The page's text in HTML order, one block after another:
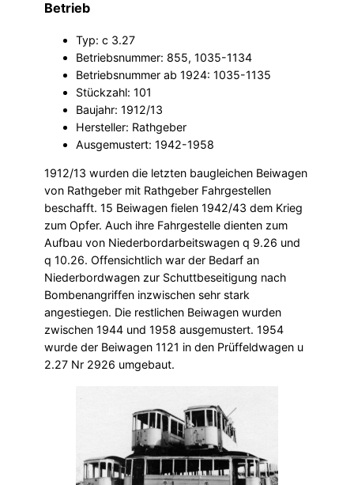
Betrieb
Typ: c 3.27
Betriebsnummer: 855, 1035-1134
Betriebsnummer ab 1924: 1035-1135
Stückzahl: 101
Baujahr: 1912/13
Hersteller: Rathgeber
Ausgemustert: 1942-1958
1912/13 wurden die letzten baugleichen Beiwagen
von Rathgeber mit Rathgeber Fahrgestellen
beschafft. 15 Beiwagen fielen 1942/43 dem Krieg
zum Opfer. Auch ihre Fahrgestelle dienten zum
Aufbau von Niederbordarbeitswagen q 9.26 und
q 10.26. Offensichtlich war der Bedarf an
Niederbordwagen zur Schuttbeseitigung nach
Bombenangriffen inzwischen sehr stark
angestiegen. Die restlichen Beiwagen wurden
zwischen 1944 und 1958 ausgemustert. 1954
wurde der Beiwagen 1121 in den Prüffeldwagen u
2.27 Nr 2926 umgebaut.